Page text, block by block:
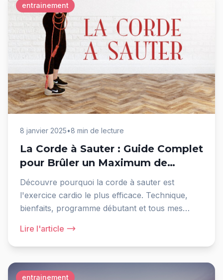
entrainement
8 janvier 2025•8 min de lecture
La Corde à Sauter : Guide Complet
pour Brûler un Maximum de
Calories
Découvre pourquoi la corde à sauter est
l'exercice cardio le plus efficace. Technique,
bienfaits, programme débutant et tous mes
Lire l'article
entrainement